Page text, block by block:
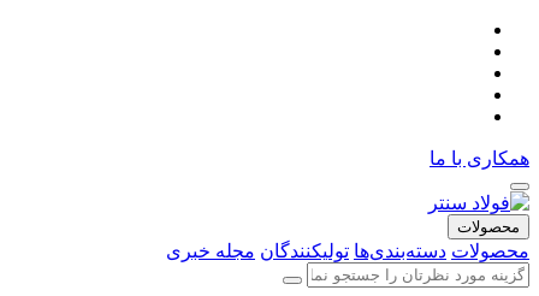
همکاری با ما
محصولات
محصولات دسته‌بندی‌ها تولیکنندگان مجله خبری